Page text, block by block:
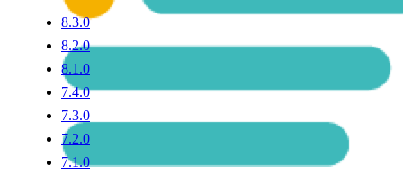
8.3.0
8.2.0
8.1.0
7.4.0
7.3.0
7.2.0
7.1.0